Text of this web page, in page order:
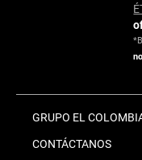
GRUPO EL
CONTÁCTANOS